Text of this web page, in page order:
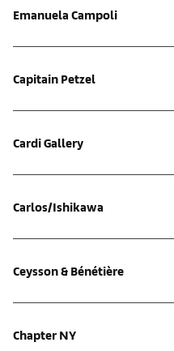
Emanuela Campoli
Capitain Petzel
Cardi Gallery
Carlos/Ishikawa
Ceysson & Bénétière
Chapter NY